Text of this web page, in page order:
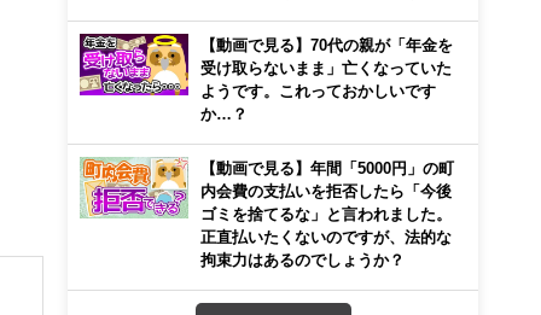
【動画で見る】70代の親が「年金を
受け取らないまま」亡くなっていた
ようです。これっておかしいです
か…？
【動画で見る】年間「5000円」の町
内会費の支払いを拒否したら「今後
ゴミを捨てるな」と言われました。
正直払いたくないのですが、法的な
拘束力はあるのでしょうか？